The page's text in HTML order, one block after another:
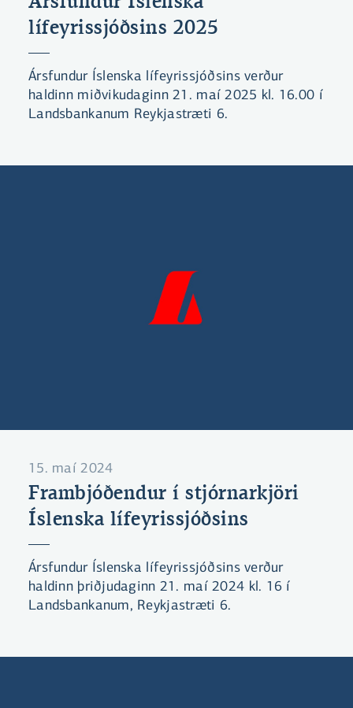
lífeyrissjóðsins 2025
Ársfundur Íslenska lífeyrissjóðsins verður
haldinn miðvikudaginn 21. maí 2025 kl. 16.00 í
Landsbankanum Reykjastræti 6.
15. maí 2024
Frambjóðendur í stjórnarkjöri
Íslenska lífeyrissjóðsins
Ársfundur Íslenska lífeyrissjóðsins verður
haldinn þriðjudaginn 21. maí 2024 kl. 16 í
Landsbankanum, Reykjastræti 6.